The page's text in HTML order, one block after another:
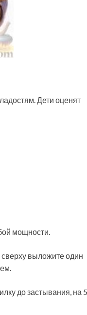
Дети оценят
мощности.
выложите один
до застывания, на